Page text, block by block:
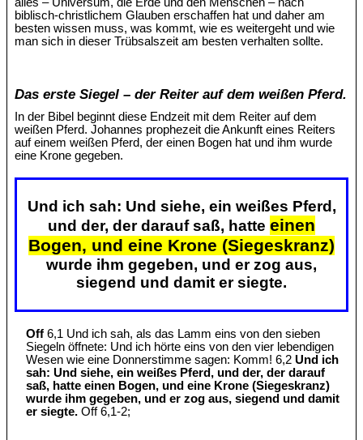
alles – Universum, die Erde und den Menschen – nach
biblisch-christlichem Glauben erschaffen hat und daher am
besten wissen muss, was kommt, wie es weitergeht und wie
man sich in dieser Trübsalszeit am besten verhalten sollte.
Das erste Siegel – der Reiter auf dem weißen Pferd.
In der Bibel beginnt diese Endzeit mit dem Reiter auf dem
weißen Pferd. Johannes prophezeit die Ankunft eines Reiters
auf einem weißen Pferd, der einen Bogen hat und ihm wurde
eine Krone gegeben.
Und ich sah: Und siehe, ein weißes Pferd,
und der, der darauf saß, hatte einen
Bogen, und eine Krone (Siegeskranz)
wurde ihm gegeben, und er zog aus,
siegend und damit er siegte.
Off 6,1 Und ich sah, als das Lamm eins von den sieben
Siegeln öffnete: Und ich hörte eins von den vier lebendigen
Wesen wie eine Donnerstimme sagen: Komm! 6,2Und ich
sah: Und siehe, ein weißes Pferd, und der, der darauf
saß, hatte einen Bogen, und eine Krone (Siegeskranz)
wurde ihm gegeben, und er zog aus, siegend und damit
er siegte. Off 6,1-2;